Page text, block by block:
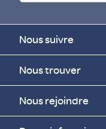
Nous suivre
Nous trouver
Nous rejoindre